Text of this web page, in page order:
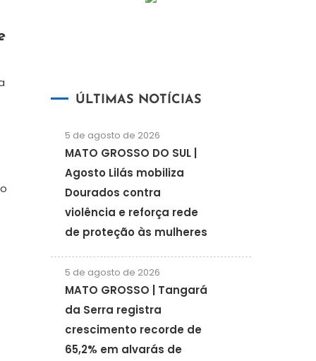
ÚLTIMAS NOTÍCIAS
5 de agosto de 2026
MATO GROSSO DO SUL |
Agosto Lilás mobiliza
Dourados contra
violência e reforça rede
de proteção às mulheres
5 de agosto de 2026
MATO GROSSO | Tangará
da Serra registra
crescimento recorde de
65,2% em alvarás de